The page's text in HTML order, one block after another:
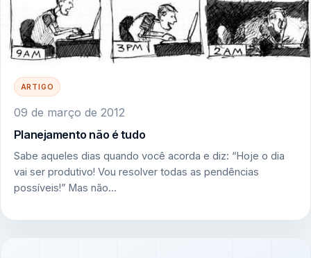
ARTIGO
09 de março de 2012
Planejamento não é tudo
Sabe aqueles dias quando você acorda e diz: “Hoje o dia
vai ser produtivo! Vou resolver todas as pendências
possíveis!” Mas não…